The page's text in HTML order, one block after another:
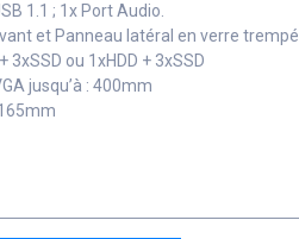
1.1 ; 1x Port Audio.
et Panneau latéral en verre trempé
3xSSD ou 1xHDD + 3xSSD
jusqu’à : 400mm